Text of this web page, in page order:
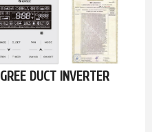
DUCT INVERTER